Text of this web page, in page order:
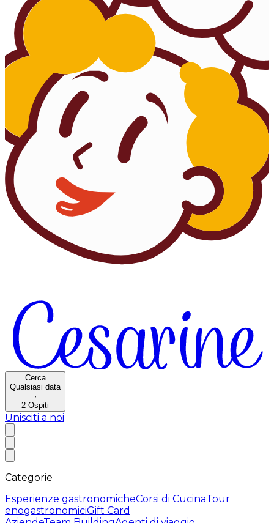
Cerca
Qualsiasi data
·
2 Ospiti
Unisciti a noi
Categorie
Esperienze gastronomicheCorsi di CucinaTour
enogastronomiciGift Card